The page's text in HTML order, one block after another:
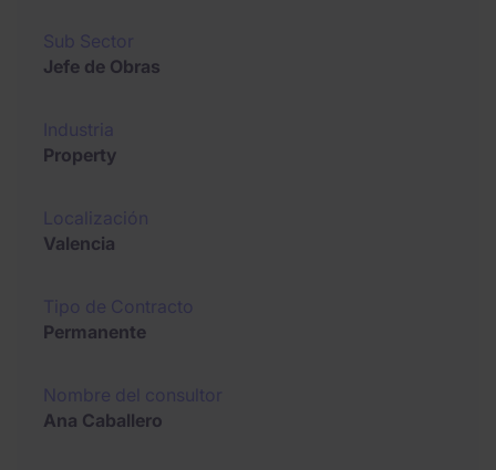
Jefe de Obras
Property
Valencia
Permanente
Ana Caballero